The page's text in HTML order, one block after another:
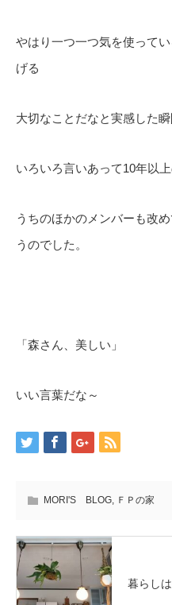
やはり一つ一つ気を使って
げる
大切なことだなと実感した瞬
いろいろ言いあって10年以
うちのほかのメンバーも改
うのでした。
「森さん、美しい」
いい言葉だな～
MORI'S BLOG, ＦＰの家
暮らし